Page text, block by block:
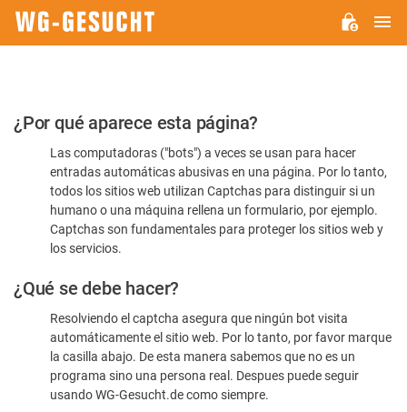
Por
favor,
confirme
humano
¿Por qué aparece esta página?
Las computadoras ("bots") a veces se usan para hacer
entradas automáticas abusivas en una página. Por lo tanto,
todos los sitios web utilizan Captchas para distinguir si un
humano o una máquina rellena un formulario, por ejemplo.
Captchas son fundamentales para proteger los sitios web y
los servicios.
¿Qué se debe hacer?
Resolviendo el captcha asegura que ningún bot visita
automáticamente el sitio web. Por lo tanto, por favor marque
la casilla abajo. De esta manera sabemos que no es un
programa sino una persona real. Despues puede seguir
usando WG-Gesucht.de como siempre.